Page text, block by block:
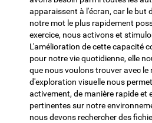
apparaissent à l'écran, car le but
notre mot le plus rapidement
exercice, nous activons et
L'amélioration de cette capacité
pour notre vie quotidienne, elle
que nous voulons trouver avec
d'exploration visuelle nous
activement, de manière rapide
pertinentes sur notre
nous devons rechercher des